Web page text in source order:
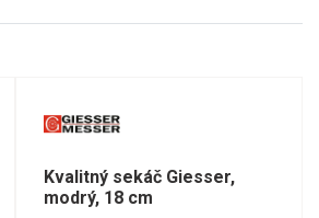
Kvalitný sekáč Giesser,
modrý, 18 cm